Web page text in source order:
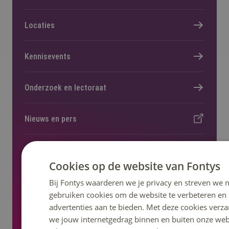
Volg ons op social media
Locaties
Kennisevents
Onderzoek en lectoraat
Nieuws en pers
Regelingen, statuten en reglementen
Cookies op de website van Fontys
Bij Fontys waarderen we je privacy en streven we
gebruiken cookies om de website te verbeteren
advertenties aan te bieden. Met deze cookies
we jouw internetgedrag binnen en buiten onze